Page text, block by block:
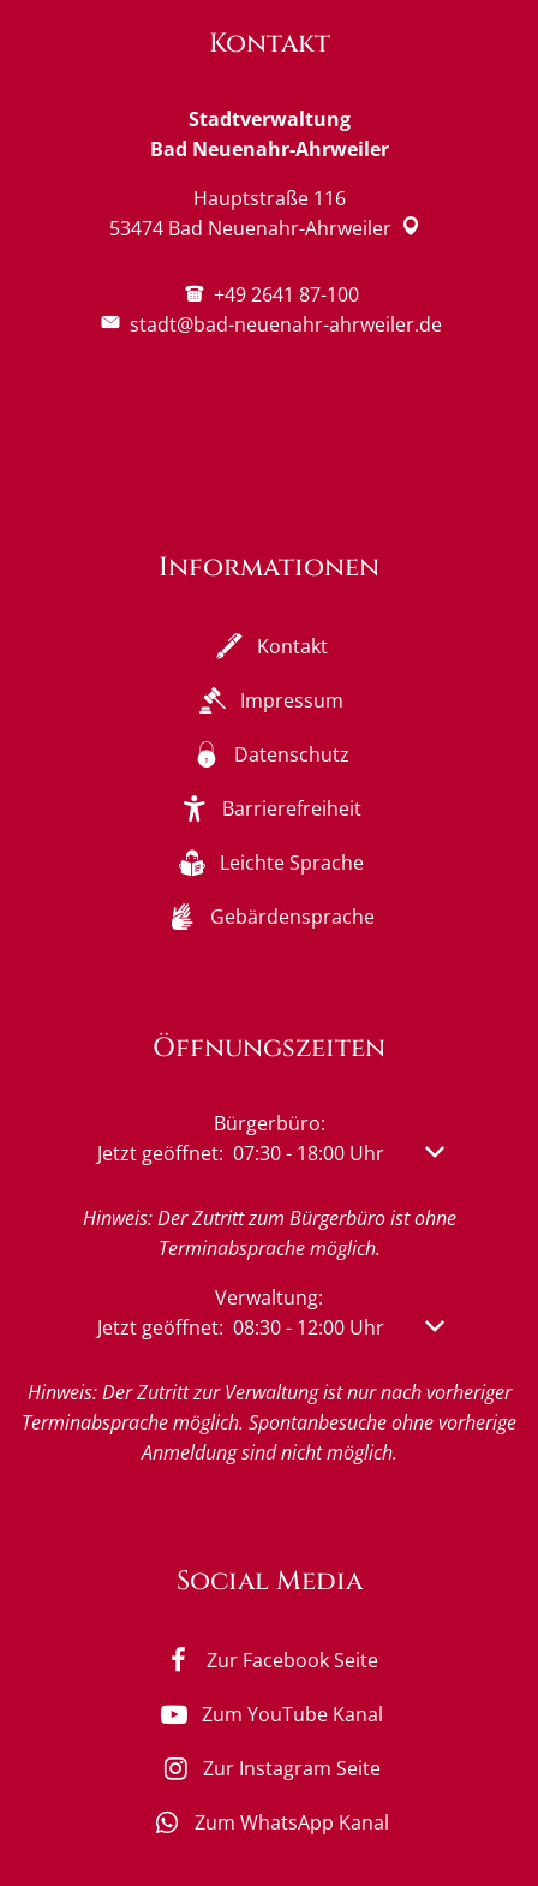
Kontakt
Stadtverwaltung
Bad Neuenahr-Ahrweiler
Hauptstraße 116
53474 Bad Neuenahr-Ahrweiler
+49 2641 87-100
stadt@bad-neuenahr-ahrweiler.de
Informationen
Kontakt
Impressum
Datenschutz
Barrierefreiheit
Leichte Sprache
Gebärdensprache
Öffnungszeiten
Bürgerbüro:
Klicken, um weitere Öffnungs- oder
Jetzt geöffnet: 07:30- 18:00Uhr Von 07:30
Hinweis: Der Zutritt zum Bürgerbüro ist ohne
Terminabsprache möglich.
Verwaltung:
Klicken, um weitere Öffnungs- oder
Jetzt geöffnet: 08:30- 12:00Uhr Von 08:30
Hinweis: Der Zutritt zur Verwaltung ist nur nach vorheriger
Terminabsprache möglich. Spontanbesuche ohne vorherige
Anmeldung sind nicht möglich.
Social Media
Zur Facebook Seite
Zum YouTube Kanal
Zur Instagram Seite
Zum WhatsApp Kanal